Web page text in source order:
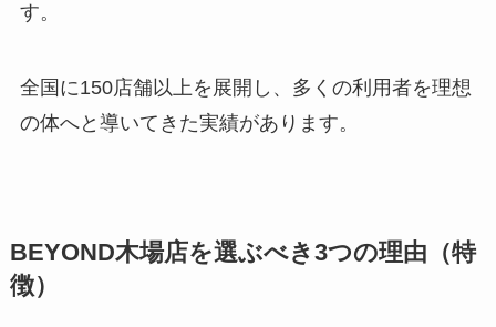
す。
全国に150店舗以上を展開し、多くの利用者を理想
の体へと導いてきた実績があります。
BEYOND木場店を選ぶべき3つの理由（特
徴）